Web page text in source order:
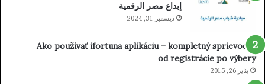
إبداع مصر الرقمية
ديسمبر 31, 2024
Ako používať ifortuna aplikáciu – kompletný sprievodca
od registrácie po výbery
يناير 26, 2015